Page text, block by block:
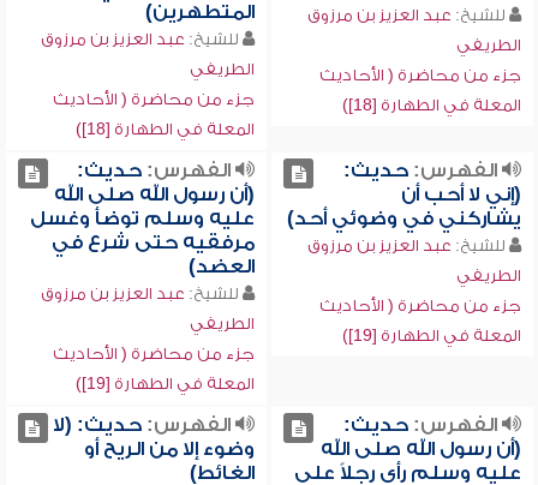
للشيخ: عبد العزيز بن مرزوق
الطريفي
جزء من محاضرة ( الأحاديث
المعلة في الطهارة [18])
المتطهرين)
للشيخ: عبد العزيز بن مرزوق
الطريفي
جزء من محاضرة ( الأحاديث
المعلة في الطهارة [18])
الفهرس:حديث:
(إني لا أحب أن
يشاركني في وضوئي أحد)
للشيخ: عبد العزيز بن مرزوق
الطريفي
جزء من محاضرة ( الأحاديث
المعلة في الطهارة [19])
الفهرس:حديث:
(أن رسول الله صلى الله
عليه وسلم توضأ وغسل
مرفقيه حتى شرع في
العضد)
للشيخ: عبد العزيز بن مرزوق
الطريفي
جزء من محاضرة ( الأحاديث
المعلة في الطهارة [19])
الفهرس:حديث:
(أن رسول الله صلى الله
عليه وسلم رأى رجلاً على
الفهرس:حديث: (لا
وضوء إلا من الريح أو
الغائط)